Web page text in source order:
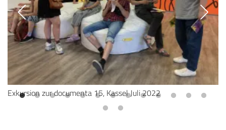
Exkursion zur documenta 15, Kassel Juli 2022